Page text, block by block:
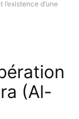
d’une
(Al-